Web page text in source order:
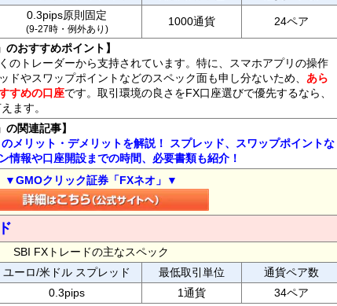
0.3pips原則固定
(9-27時・例外あり)
1000通貨 24ペア
のおすすめポイント】
のトレーダーから支持されています。特に、スマホアプリの操作
ドやスワップポイントなどのスペック面も申し分ないため、 あら
すめの口座です。取引環境の良さをFX口座選びで優先するなら、
ます。
の関連記事】
メリット・デメリットを解説！ スプレッド、スワップポイントな
情報や口座開設までの時間、必要書類も紹介！
▼GMOクリック証券「FXネオ」▼
SBI FXトレードの主なスペック
ユーロ/米ドル スプレッド 最低取引単位
通貨ペア数
0.3pips 1通貨
34ペア